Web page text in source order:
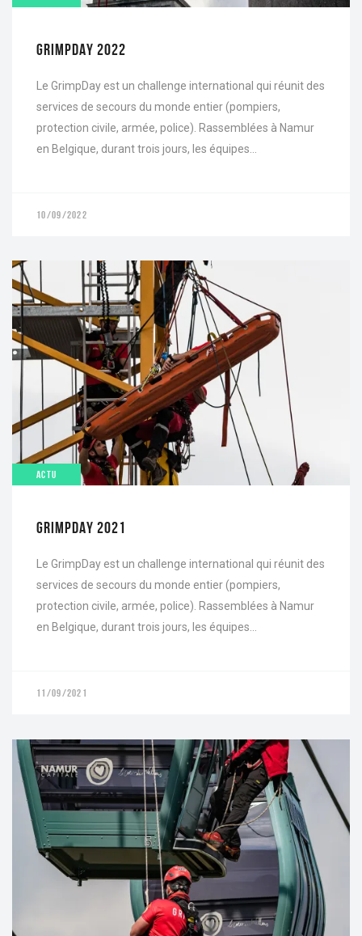
GRIMPDAY 2022
Le GrimpDay est un challenge international qui réunit des
services de secours du monde entier (pompiers,
protection civile, armée, police). Rassemblées à Namur
en Belgique, durant trois jours, les équipes...
10/09/2022
ACTU
GRIMPDAY 2021
Le GrimpDay est un challenge international qui réunit des
services de secours du monde entier (pompiers,
protection civile, armée, police). Rassemblées à Namur
en Belgique, durant trois jours, les équipes...
11/09/2021